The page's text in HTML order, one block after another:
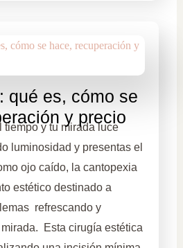
qué es, cómo se
y precio
tiempo y tu mirada luce
luminosidad y presentas el
ojo caído, la cantopexia
estético destinado a
refrescando y
Esta cirugía estética